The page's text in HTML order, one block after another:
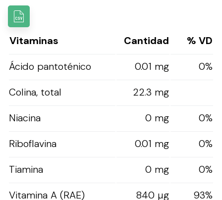
Vitaminas Cantidad
% VD
Ácido pantoténico
0.01 mg
0%
Colina, total
22.3 mg
Niacina
0 mg
0%
Riboflavina
0.01 mg
0%
Tiamina
0 mg
0%
Vitamina A (RAE)
840 µg 93%